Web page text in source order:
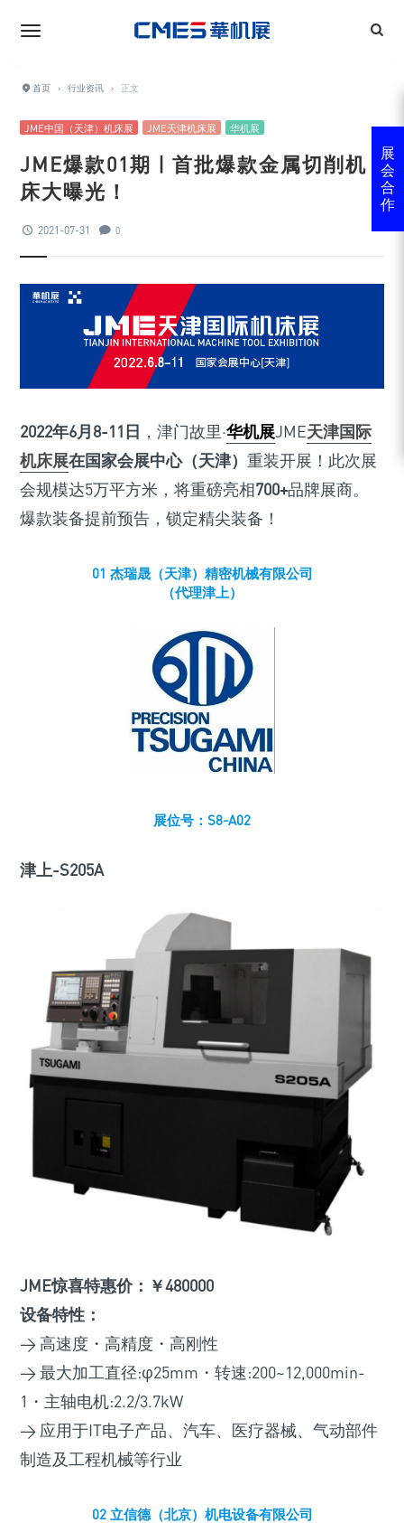
首页 › 行业资讯 › 正文
JME中国（天津）机床展 JME天津机床展 华机展
JME爆款01期 | 首批爆款金属切削机
床大曝光！
2021-07-31 0
2022年6月8-11日 ，津门故里·华机展JME天津国际
机床展在国家会展中心（天津） 重装开展！此次展
会规模达5万平方米，将重磅亮相700+品牌展商。
爆款装备提前预告，锁定精尖装备！
01 杰瑞晟（天津）精密机械有限公司
（代理津上）
展位号：S8-A02
津上-S205A
JME惊喜特惠价：￥480000
设备特性：
> 高速度・高精度・高刚性
> 最大加工直径:φ25mm・转速:200~12,000min-
1・主轴电机:2.2/3.7kW
> 应用于IT电子产品、汽车、医疗器械、气动部件
制造及工程机械等行业
02 立信德（北京）机电设备有限公司
展
会
合
作